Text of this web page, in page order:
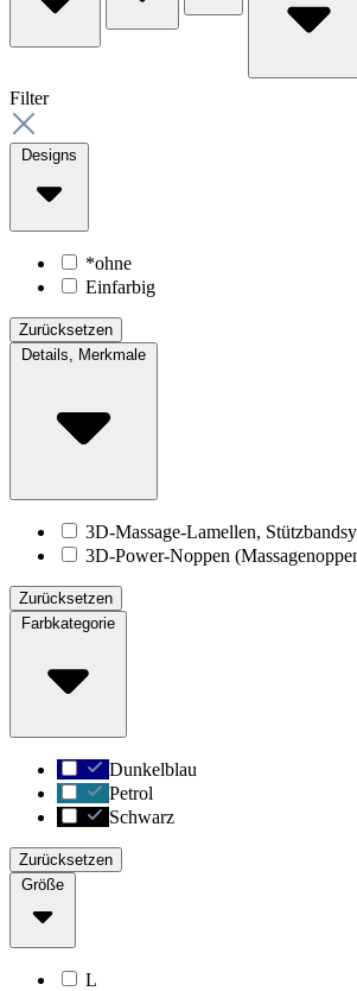
Filter
Designs
*ohne
Einfarbig
Zurücksetzen
Details, Merkmale
3D-Massage-Lamellen,
3D-Power-Noppen
Zurücksetzen
Farbkategorie
Dunkelblau
Petrol
Schwarz
Zurücksetzen
Größe
L